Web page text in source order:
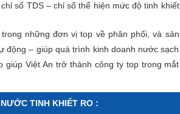
số TDS – chỉ số thể hiện mức độ tinh khiết
những đơn vị top về phân phối, và sản
động – giúp quá trình kinh doanh nước sạch
Việt An trở thành công ty top trong mắt
TINH KHIẾT RO :